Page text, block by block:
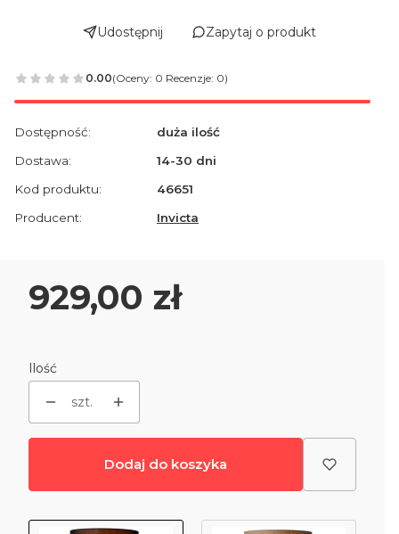
Udostępnij Zapytaj o produkt
0.00(Oceny: 0 Recenzje: 0)
Dostępność:
duża ilość
Dostawa:
14-30 dni
Kod produktu:
46651
Producent:
Invicta
Cena
929,00 zł
Ilość
szt.
Dodaj do koszyka